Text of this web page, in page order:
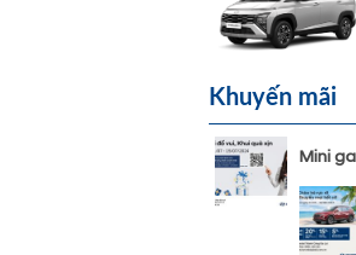
Khuyến mãi
Mini